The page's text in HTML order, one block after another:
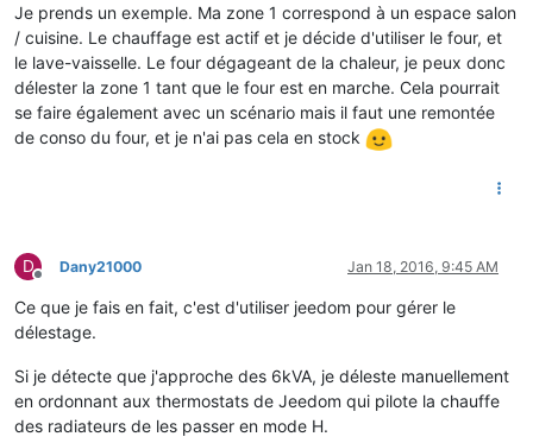
Je prends un exemple. Ma zone 1 correspond à un espace salon
/ cuisine. Le chauffage est actif et je décide d'utiliser le four, et
le lave-vaisselle. Le four dégageant de la chaleur, je peux donc
délester la zone 1 tant que le four est en marche. Cela pourrait
se faire également avec un scénario mais il faut une remontée
de conso du four, et je n'ai pas cela en stock
D
Offline
Dany21000 Jan 18, 2016, 9:45 AM
Ce que je fais en fait, c'est d'utiliser jeedom pour gérer le
délestage.
Si je détecte que j'approche des 6kVA, je déleste manuellement
en ordonnant aux thermostats de Jeedom qui pilote la chauffe
des radiateurs de les passer en mode H.